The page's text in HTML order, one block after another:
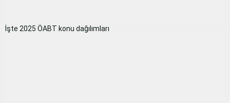
İşte 2025 ÖABT konu dağılımları